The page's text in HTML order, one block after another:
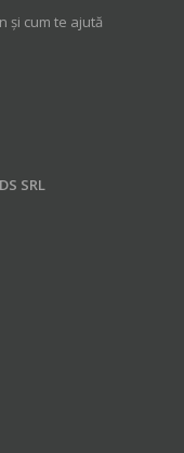
și cum te ajută
SRL